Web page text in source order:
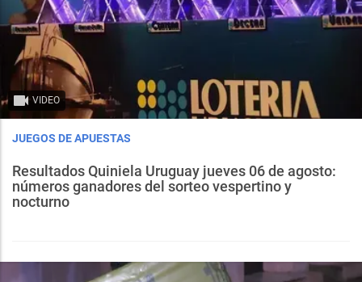
VIDEO
JUEGOS DE APUESTAS
Resultados Quiniela Uruguay jueves 06 de agosto:
números ganadores del sorteo vespertino y
nocturno